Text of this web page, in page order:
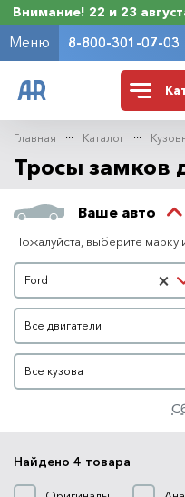
Внимание! 22 и 23
Меню 8-800-301-07-03
Главная Каталог
Тросы замков
Ваше авто
Пожалуйста, выберите марку
Марка автомобиля
×
Ford
Двигатель
Все двигатели
Кузов
Все кузова
Найдено 4 товара